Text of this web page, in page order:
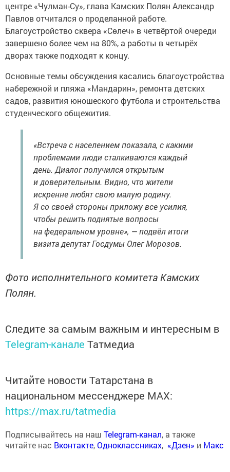
центре «Чулман-Су», глава Камских Полян Александр
Павлов отчитался о проделанной работе.
Благоустройство сквера «Сөлеч» в четвёртой очереди
завершено более чем на 80%, а работы в четырёх
дворах также подходят к концу.
Основные темы обсуждения касались благоустройства
набережной и пляжа «Мандарин», ремонта детских
садов, развития юношеского футбола и строительства
студенческого общежития.
«Встреча с населением показала, с какими
проблемами люди сталкиваются каждый
день. Диалог получился открытым
и доверительным. Видно, что жители
искренне любят свою малую родину.
Я со своей стороны приложу все усилия,
чтобы решить поднятые вопросы
на федеральном уровне», — подвёл итоги
визита депутат Госдумы Олег Морозов.
Фото исполнительного комитета Камских
Полян.
Следите за самым важным и интересным в
Telegram-канале Татмедиа
Читайте новости Татарстана в
национальном мессенджере MАХ:
https://max.ru/tatmedia
Подписывайтесь на наш Telegram-канал, а также
читайте нас Вконтакте,Одноклассниках, «Дзен» и Макс